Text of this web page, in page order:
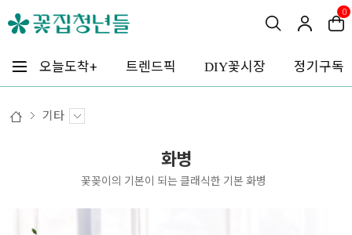
0
오늘도착+ 트렌드픽 DIY꽃시장 정기구독
기타
화병
꽃꽂이의 기본이 되는 클래식한 기본 화병